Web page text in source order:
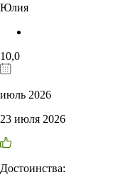
Юлия
10,0
июль 2026
23 июля 2026
Достоинства: